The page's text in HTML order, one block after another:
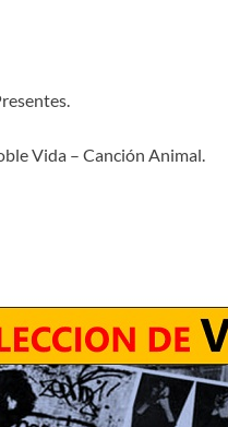
Vida – Canción Animal.